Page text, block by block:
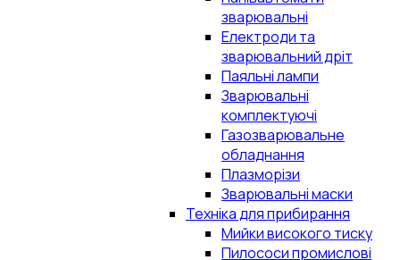
зварювальні
Електроди та
зварювальний дріт
Паяльні лампи
Зварювальні
комплектуючі
Газозварювальне
обладнання
Плазморізи
Зварювальні маски
Техніка для прибирання
Мийки високого тиску
Пилососи промислові